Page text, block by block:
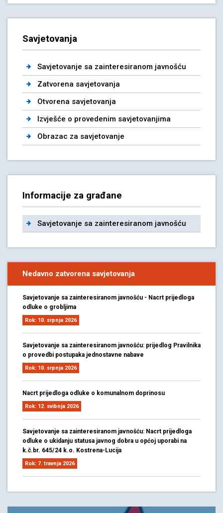
Savjetovanja
Savjetovanje sa zainteresiranom javnošću
Zatvorena savjetovanja
Otvorena savjetovanja
Izvješće o provedenim savjetovanjima
Obrazac za savjetovanje
Informacije za građane
Savjetovanje sa zainteresiranom javnošću
Nedavno zatvorena savjetovanja
Savjetovanje sa zainteresiranom javnošću - Nacrt prijedloga
odluke o grobljima
Rok: 10. srpnja 2026
Savjetovanje sa zainteresiranom javnošću: prijedlog Pravilnika
o provedbi postupaka jednostavne nabave
Rok: 10. srpnja 2026
Nacrt prijedloga odluke o komunalnom doprinosu
Rok: 12. svibnja 2026
Savjetovanje sa zainteresiranom javnošću: Nacrt prijedloga
odluke o ukidanju statusa javnog dobra u općoj uporabi na
k.č.br. 645/24 k.o. Kostrena-Lucija
Rok: 7. travnja 2026